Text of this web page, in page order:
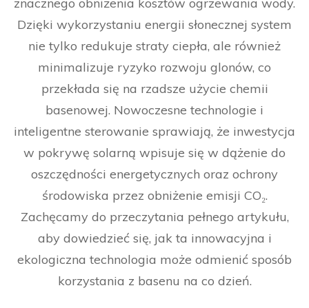
Dzięki wykorzystaniu energii słonecznej system
nie tylko redukuje straty ciepła, ale również
minimalizuje ryzyko rozwoju glonów, co
przekłada się na rzadsze użycie chemii
basenowej. Nowoczesne technologie i
inteligentne sterowanie sprawiają, że inwestycja
w pokrywę solarną wpisuje się w dążenie do
oszczędności energetycznych oraz ochrony
środowiska przez obniżenie emisji CO₂.
Zachęcamy do przeczytania pełnego artykułu,
aby dowiedzieć się, jak ta innowacyjna i
ekologiczna technologia może odmienić sposób
korzystania z basenu na co dzień.